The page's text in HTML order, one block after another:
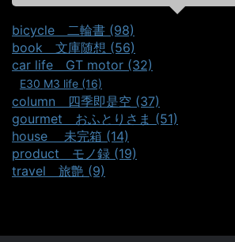
bicycle＿二輪書 (98)
book＿文庫随想 (56)
car life＿GT motor (32)
E30 M3 life (16)
column＿四季即是空 (37)
gourmet＿おふとりさま (51)
house ＿未完箱 (14)
product＿モノ録 (19)
travel＿旅艶 (9)